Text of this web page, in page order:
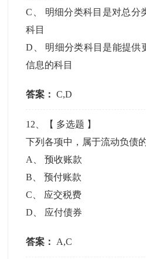
C
明细分类科目是对总分
科目
D
明细分类科目是能提供
信息的科目
答案： C,D
12 、【 多选题 】
下列各项中，属于流动负债
A
、预收账款
B 、预付账款
C
应交税费
D
应付债券
答案： A,C